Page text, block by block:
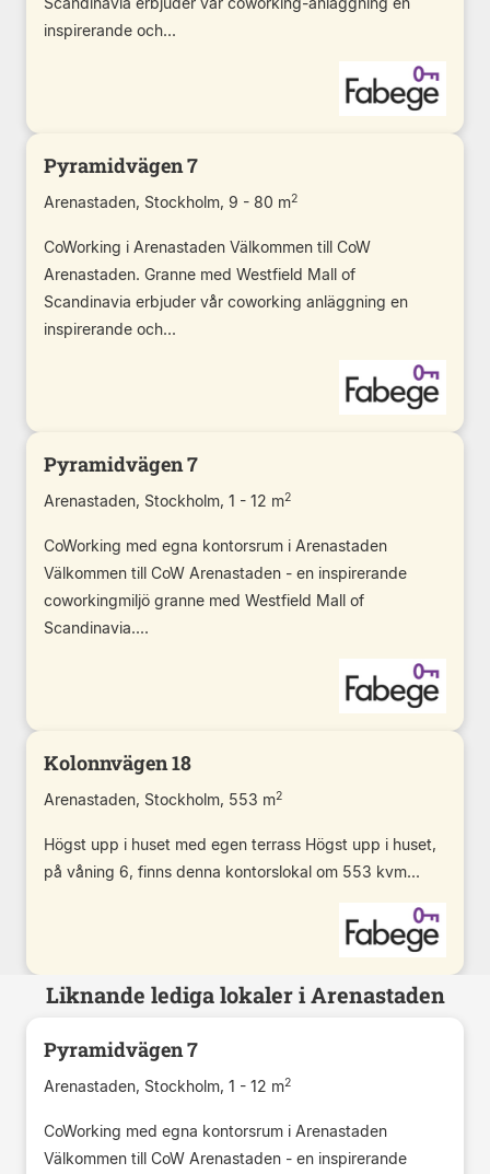
inspirerande och...
Pyramidvägen 7
Arenastaden, Stockholm, 9 - 80 m2
CoWorking i Arenastaden Välkommen till CoW
Arenastaden. Granne med Westfield Mall of
Scandinavia erbjuder vår coworking anläggning en
inspirerande och...
Pyramidvägen 7
Arenastaden, Stockholm, 1 - 12 m2
CoWorking med egna kontorsrum i Arenastaden
Välkommen till CoW Arenastaden - en inspirerande
coworkingmiljö granne med Westfield Mall of
Scandinavia....
Kolonnvägen 18
Arenastaden, Stockholm, 553 m2
Högst upp i huset med egen terrass Högst upp i huset,
på våning 6, finns denna kontorslokal om 553 kvm...
Liknande lediga lokaler i Arenastaden
Pyramidvägen 7
Arenastaden, Stockholm, 1 - 12 m2
CoWorking med egna kontorsrum i Arenastaden
Välkommen till CoW Arenastaden - en inspirerande